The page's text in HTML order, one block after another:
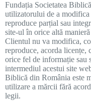
Fundația Societatea
utilizatorului de a modifica
reproduce parțial sau
site-ul în orice altă
Clientul nu va modifica,
reproduce, acorda licențe,
orice fel de informație sau
intermediul acestui site
Biblică din România este
utilizare a mărcii fără
legii.